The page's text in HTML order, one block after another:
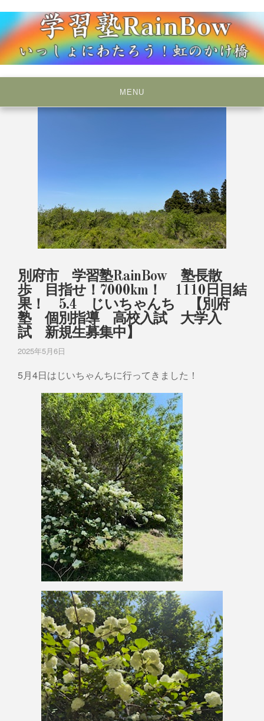
to
content
学習塾RainBow
MENU
別府市 学習塾RainBow 塾長散
歩 目指せ！7000km！ 1110日目結
果！ 5.4 じいちゃんち 【別府
塾 個別指導 高校入試 大学入
試 新規生募集中】
2025年5月6日
5月4日はじいちゃんちに行ってきました！